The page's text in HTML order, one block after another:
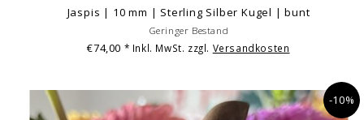
Jaspis | 10 mm | Sterling Silber Kugel | bunt
Geringer Bestand
€74,00 * Inkl. MwSt. zzgl. Versandkosten
-10%